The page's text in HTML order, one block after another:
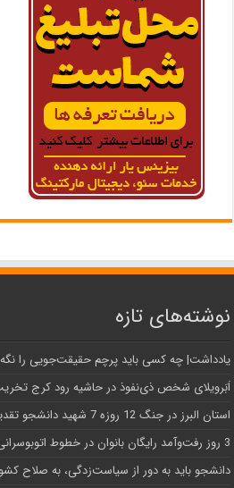
نوشته‌های تازه
یادداشت| ‌چه کسی باید پرچم حقیقت‌جویی را نگه
اَبَر‌ویلای شخص ذی‌نفوذ در حاشیه‌ رود کرج
استان البرز در جنگ 12 روزه 7 شهید دانشجو تقدیم انقلاب کرد
3 روز رفت‌وآمد رایگان بانوان در خطوط اتوبوسرانی شهری کرج
دانشجو باید به دور از سیاست‌زدگی، به صلاح